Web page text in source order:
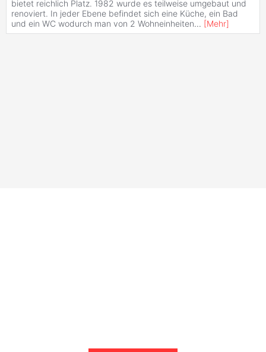
bietet reichlich Platz. 1982 wurde es teilweise umgebaut und
renoviert. In jeder Ebene befindet sich eine Küche, ein Bad
und ein WC wodurch man von 2 Wohneinheiten... [Mehr]